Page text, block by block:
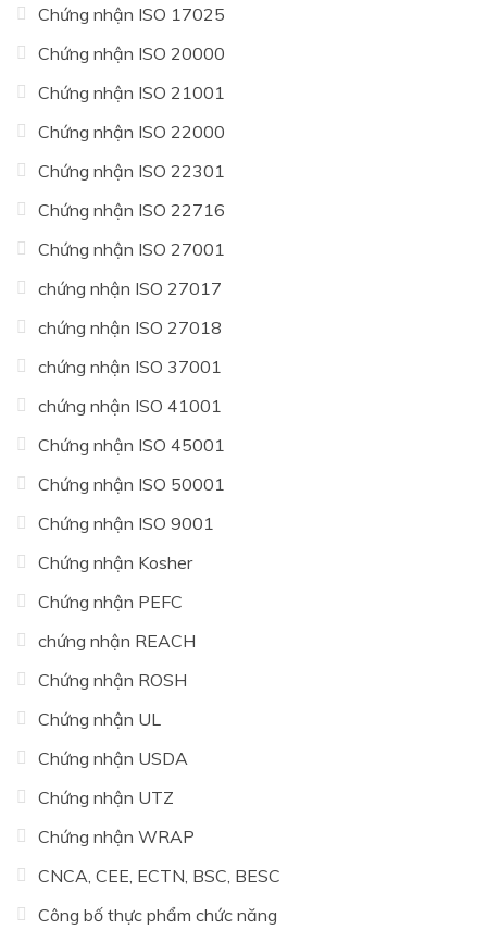
Chứng nhận ISO 17025
Chứng nhận ISO 20000
Chứng nhận ISO 21001
Chứng nhận ISO 22000
Chứng nhận ISO 22301
Chứng nhận ISO 22716
Chứng nhận ISO 27001
chứng nhận ISO 27017
chứng nhận ISO 27018
chứng nhận ISO 37001
chứng nhận ISO 41001
Chứng nhận ISO 45001
Chứng nhận ISO 50001
Chứng nhận ISO 9001
Chứng nhận Kosher
Chứng nhận PEFC
chứng nhận REACH
Chứng nhận ROSH
Chứng nhận UL
Chứng nhận USDA
Chứng nhận UTZ
Chứng nhận WRAP
CNCA, CEE, ECTN, BSC, BESC
Công bố thực phẩm chức năng